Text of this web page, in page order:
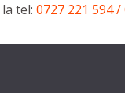
tel: 0727 221 594